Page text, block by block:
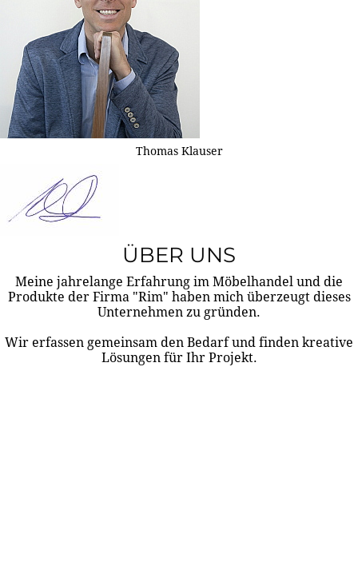
Thomas Klauser
ÜBER UNS
Meine jahrelange Erfahrung im Möbelhandel und die
Produkte der Firma "Rim" haben mich überzeugt dieses
Unternehmen zu gründen.
Wir erfassen gemeinsam den Bedarf und finden kreative
Lösungen für Ihr Projekt.